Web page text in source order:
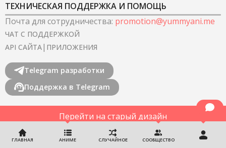
ГЛАВНАЯ АНИМЕ СЛУЧАЙНОЕ СООБЩЕСТВО
ТЕХНИЧЕСКАЯ ПОДДЕРЖКА И ПОМОЩЬ
Почта для сотрудничества: promotion@yummyani.me
ЧАТ С ПОДДЕРЖКОЙ
API САЙТА| ПРИЛОЖЕНИЯ
Telegram разработки
Поддержка в Telegram
Перейти на старый дизайн
©2022-2026YummyAnime.Все права защищены